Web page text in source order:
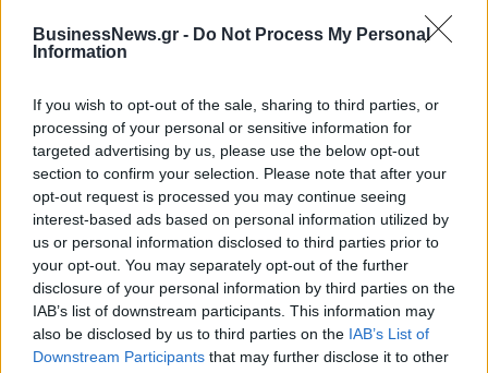
BusinessNews.gr - Do Not Process My Personal
Information
If you wish to opt-out of the sale, sharing to third parties, or
processing of your personal or sensitive information for
targeted advertising by us, please use the below opt-out
section to confirm your selection. Please note that after your
opt-out request is processed you may continue seeing
interest-based ads based on personal information utilized by
us or personal information disclosed to third parties prior to
your opt-out. You may separately opt-out of the further
disclosure of your personal information by third parties on the
IAB’s list of downstream participants. This information may
also be disclosed by us to third parties on the IAB’s List of
Downstream Participants that may further disclose it to other
Το FIAT 500 Hybrid τώρα από
18.990 ευρώ
Ατρόμητος και Novibet
συνεχίζουν μαζί: Ανανέωση της
συνεργασίας τους μέχρι το
2028
18η συνεχόμενη χρονιά για τον ΟΤΕ στη διεθνή σειρά δεικτών
FTSE4Good